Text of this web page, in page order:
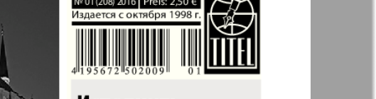
Акцент Англия